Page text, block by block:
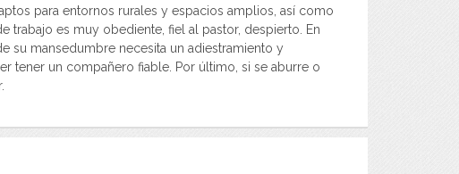
para entornos rurales y espacios amplios, así como
es muy obediente, fiel al pastor, despierto. En
su mansedumbre necesita un adiestramiento y
tener un compañero fiable. Por último, si se aburre o